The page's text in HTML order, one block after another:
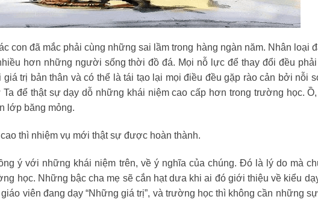
con đã mắc phải cùng những sai lầm trong hàng ngàn năm. Nhân loại
hơn những người sống thời đồ đá. Mọi nỗ lực để thay đổi đều
trị bản thân và có thể là tái tạo lại mọi điều đều gặp rào cản bởi nỗi
để thật sự dạy dỗ những khái niệm cao cấp hơn trong trường học. Ồ,
lớp băng mỏng.
thì nhiệm vụ mới thật sự được hoàn thành.
ý với những khái niệm trên, về ý nghĩa của chúng. Đó là lý do mà
học. Những bậc cha mẹ sẽ cắn hạt dưa khi ai đó giới thiệu về kiểu
viên đang dạy “Những giá trị”, và trường học thì không cần những